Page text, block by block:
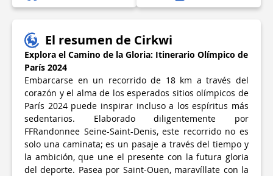
El resumen de Cirkwi
Explora el Camino de la Gloria: Itinerario Olímpico de
París 2024
Embarcarse en un recorrido de 18 km a través del
corazón y el alma de los esperados sitios olímpicos de
París 2024 puede inspirar incluso a los espíritus más
sedentarios. Elaborado diligentemente por
FFRandonnee Seine-Saint-Denis, este recorrido no es
solo una caminata; es un pasaje a través del tiempo y
la ambición, que une el presente con la futura gloria
del deporte. Pasea por Saint-Ouen, maravíllate con la